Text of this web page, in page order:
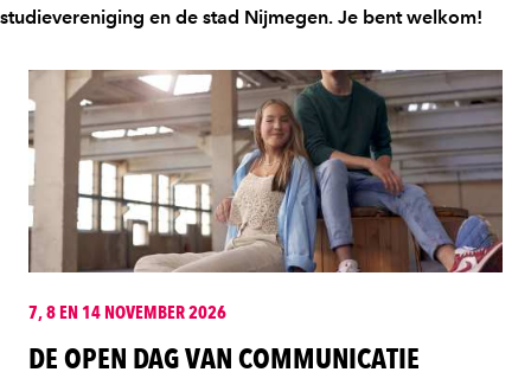
studievereniging en de stad Nijmegen. Je bent welkom!
7, 8 EN 14 NOVEMBER 2026
DE OPEN DAG VAN COMMUNICATIE